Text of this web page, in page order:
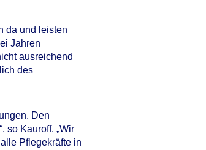
da und leisten
Jahren
ausreichend
des
Den
so Kauroff. „Wir
Pflegekräfte in